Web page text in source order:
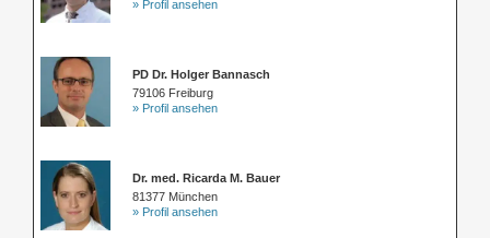
» Profil ansehen
PD Dr. Holger Bannasch
79106 Freiburg
» Profil ansehen
Dr. med. Ricarda M. Bauer
81377 München
» Profil ansehen